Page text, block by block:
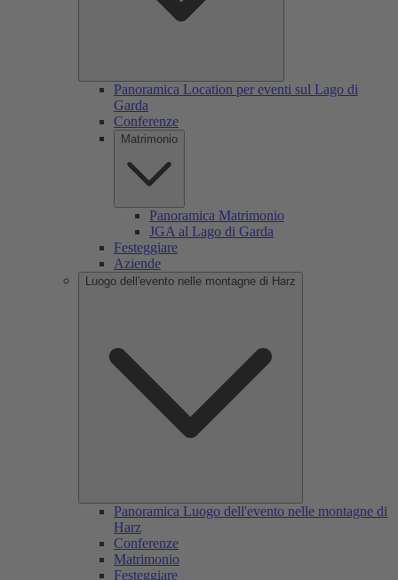
Panoramica Location per eventi sul Lago di
Garda
Conferenze
Matrimonio
Panoramica Matrimonio
JGA al Lago di Garda
Festeggiare
Aziende
Luogo dell'evento nelle montagne di Harz
Panoramica Luogo dell'evento nelle montagne di
Harz
Conferenze
Matrimonio
Festeggiare